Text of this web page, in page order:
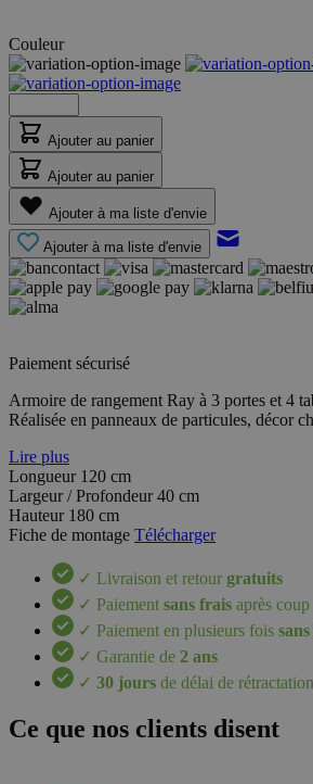
Couleur
Ajouter au panier
Ajouter au panier
Ajouter à ma liste d'envie
Ajouter à ma liste d'envie
Paiement sécurisé
Armoire de rangement Ray à 3 portes et 4
Réalisée en panneaux de particules, décor
Lire plus
Longueur 120 cm
Largeur / Profondeur40 cm
Hauteur 180 cm
Fiche de montage Télécharger
✓ Livraison et retour gratuits
✓ Paiement sans frais après coup
✓ Paiement en plusieurs fois
✓ Garantie de 2 ans
✓ 30 jours de délai de rétractation
Ce que nos clients disent